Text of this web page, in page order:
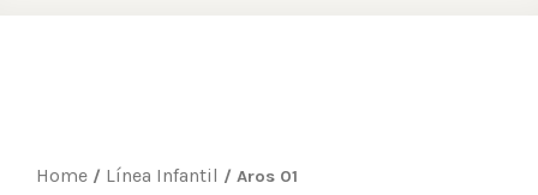
Home / Línea Infantil / Aros 01